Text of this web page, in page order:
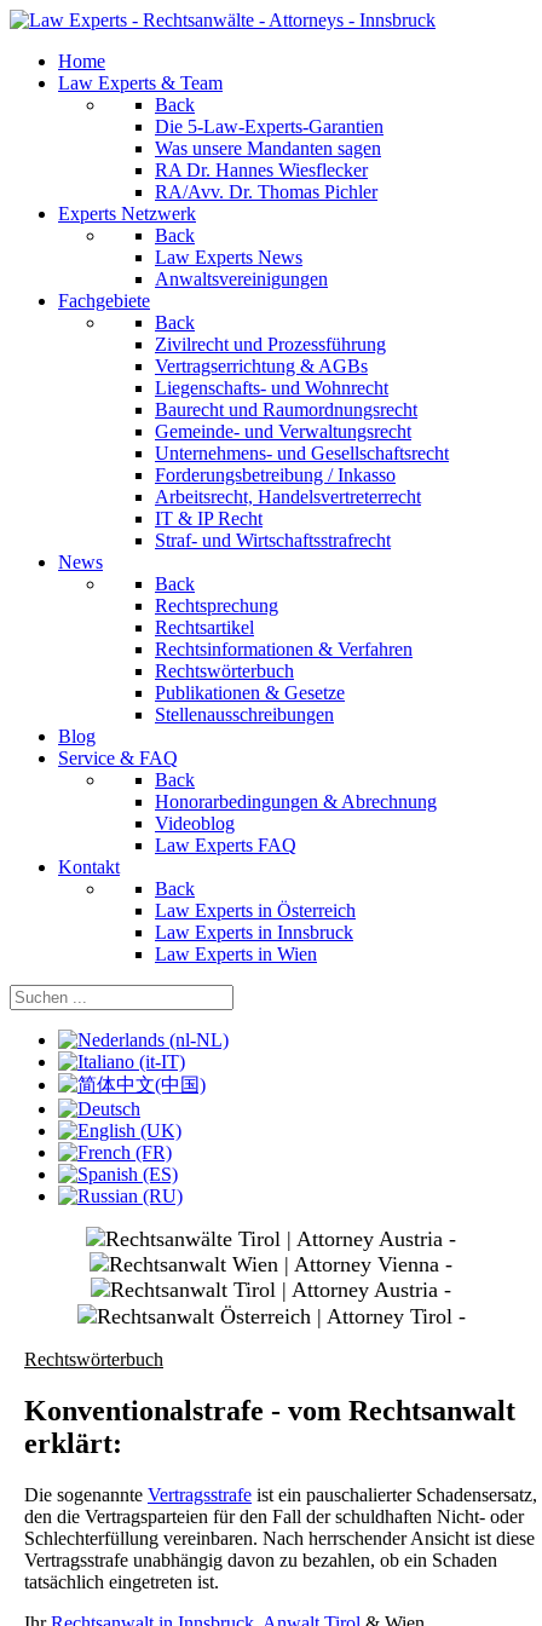
Home
Law Experts & Team
Back
Die 5-Law-Experts-Garantien
Was unsere Mandanten sagen
RA Dr. Hannes Wiesflecker
RA/Avv. Dr. Thomas Pichler
Experts Netzwerk
Back
Law Experts News
Anwaltsvereinigungen
Fachgebiete
Back
Zivilrecht und Prozessführung
Vertragserrichtung & AGBs
Liegenschafts- und Wohnrecht
Baurecht und Raumordnungsrecht
Gemeinde- und Verwaltungsrecht
Unternehmens- und Gesellschaftsrecht
Forderungsbetreibung / Inkasso
Arbeitsrecht, Handelsvertreterrecht
IT & IP Recht
Straf- und Wirtschaftsstrafrecht
News
Back
Rechtsprechung
Rechtsartikel
Rechtsinformationen & Verfahren
Rechtswörterbuch
Publikationen & Gesetze
Stellenausschreibungen
Blog
Service & FAQ
Back
Honorarbedingungen & Abrechnung
Videoblog
Law Experts FAQ
Kontakt
Back
Law Experts in Österreich
Law Experts in Innsbruck
Law Experts in Wien
Sprache auswählen
Rechtswörterbuch
Konventionalstrafe - vom Rechtsanwalt
erklärt:
Die sogenannte Vertragsstrafe ist ein pauschalierter Schadensersatz,
den die Vertragsparteien für den Fall der schuldhaften Nicht- oder
Schlechterfüllung vereinbaren. Nach herrschender Ansicht ist diese
Vertragsstrafe unabhängig davon zu bezahlen, ob ein Schaden
tatsächlich eingetreten ist.